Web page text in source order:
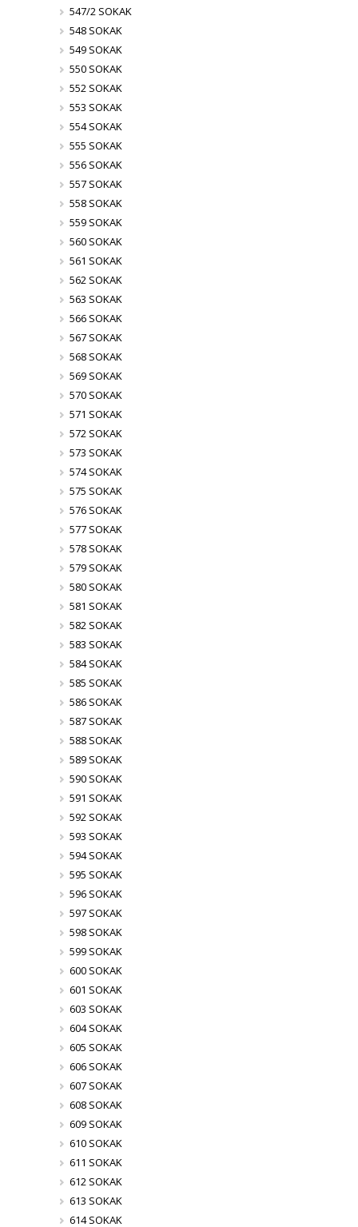
547/2 SOKAK
548 SOKAK
549 SOKAK
550 SOKAK
552 SOKAK
553 SOKAK
554 SOKAK
555 SOKAK
556 SOKAK
557 SOKAK
558 SOKAK
559 SOKAK
560 SOKAK
561 SOKAK
562 SOKAK
563 SOKAK
566 SOKAK
567 SOKAK
568 SOKAK
569 SOKAK
570 SOKAK
571 SOKAK
572 SOKAK
573 SOKAK
574 SOKAK
575 SOKAK
576 SOKAK
577 SOKAK
578 SOKAK
579 SOKAK
580 SOKAK
581 SOKAK
582 SOKAK
583 SOKAK
584 SOKAK
585 SOKAK
586 SOKAK
587 SOKAK
588 SOKAK
589 SOKAK
590 SOKAK
591 SOKAK
592 SOKAK
593 SOKAK
594 SOKAK
595 SOKAK
596 SOKAK
597 SOKAK
598 SOKAK
599 SOKAK
600 SOKAK
601 SOKAK
603 SOKAK
604 SOKAK
605 SOKAK
606 SOKAK
607 SOKAK
608 SOKAK
609 SOKAK
610 SOKAK
611 SOKAK
612 SOKAK
613 SOKAK
614 SOKAK